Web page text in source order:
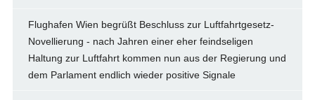
Flughafen Wien begrüßt Beschluss zur Luftfahrtgesetz-
Novellierung - nach Jahren einer eher feindseligen
Haltung zur Luftfahrt kommen nun aus der Regierung und
dem Parlament endlich wieder positive Signale